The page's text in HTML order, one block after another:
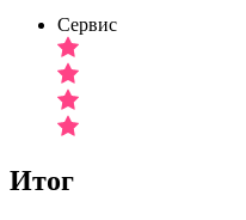
Сервис
Итог